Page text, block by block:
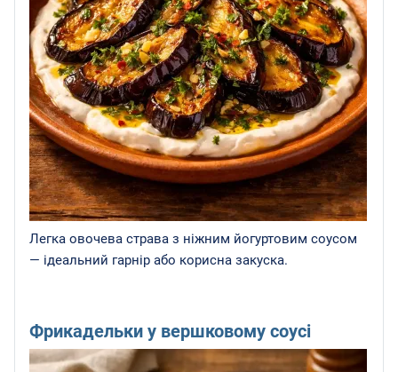
Легка овочева страва з ніжним йогуртовим соусом
— ідеальний гарнір або корисна закуска.
Фрикадельки у вершковому соусі